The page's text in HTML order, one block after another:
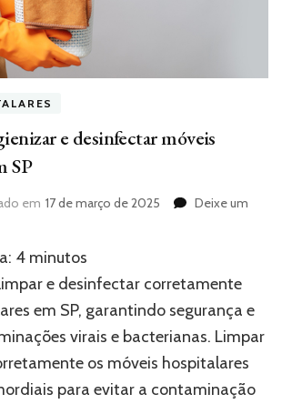
e desinfectar móveis
SP
em 17 de março de 2025
Deixe um
4 minutos
e desinfectar corretamente
em SP, garantindo segurança e
virais e bacterianas. Limpar
os móveis hospitalares
para evitar a contaminação